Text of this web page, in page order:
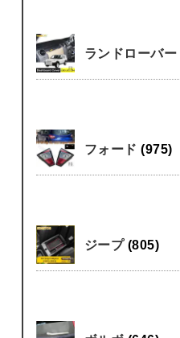
ランドローバー
フォード(975)
ジープ (805)